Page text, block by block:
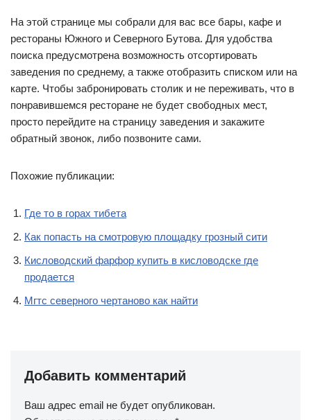
На этой странице мы собрали для вас все бары, кафе и
рестораны Южного и Северного Бутова. Для удобства
поиска предусмотрена возможность отсортировать
заведения по среднему, а также отобразить списком или на
карте. Чтобы забронировать столик и не переживать, что в
понравившемся ресторане не будет свободных мест,
просто перейдите на страницу заведения и закажите
обратный звонок, либо позвоните сами.
Похожие публикации:
Где то в горах тибета
Как попасть на смотровую площадку грозный сити
Кисловодский фарфор купить в кисловодске где
продается
Мгтс северного чертаново как найти
Добавить комментарий
Ваш адрес email не будет опубликован.